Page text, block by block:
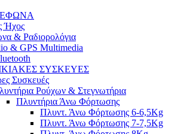
Ήχος
& Ραδιορολόγια
& GPS Multimedia
ΣΥΣΚΕΥΕΣ
Συσκευές
Ρούχων & Στεγνωτήρια
Πλυντήρια Άνω Φόρτωσης
Πλυντ. Άνω Φόρτωσης 6-6,5Kg
Πλυντ. Άνω Φόρτωσης 7-7,5Kg